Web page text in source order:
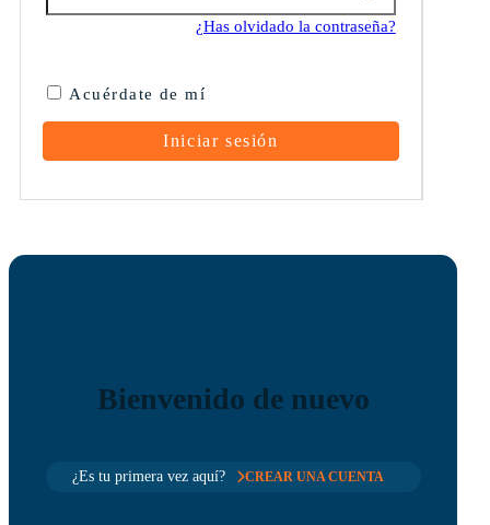
¿Has olvidado la contraseña?
Acuérdate de mí
Bienvenido de nuevo
¿Es tu primera vez aquí? CREAR UNA CUENTA